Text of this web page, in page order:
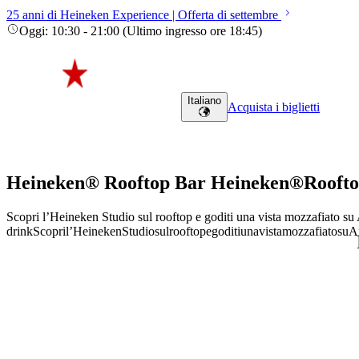
25 anni di Heineken Experience | Offerta di settembre
Oggi: 10:30 - 21:00 (Ultimo ingresso ore 18:45)
Italiano Acquista i biglietti
Heineken® Rooftop Bar Heineken®
Scopri l’Heineken Studio sul rooftop e goditi una vista mozzafiato
drinkScopril’HeinekenStudiosulrooftopegoditiunavistamozzafiatosu